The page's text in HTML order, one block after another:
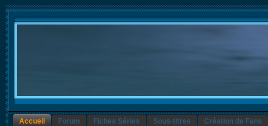
Accueil Forum Fiches Séries Sous-titres Création de Fans